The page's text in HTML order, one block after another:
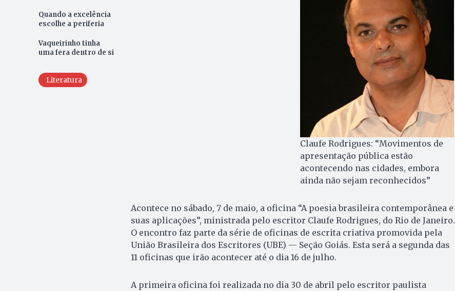
Quando a excelência
escolhe a periferia
Vaqueirinho tinha
uma fera dentro de si
Literatura
Claufe Rodrigues: “Movimentos de
apresentação pública estão
acontecendo nas cidades, embora
ainda não sejam reconhecidos”
Acontece no sábado, 7 de maio, a oficina “A poesia brasileira contemporânea e
suas aplicações”, ministrada pelo escritor Claufe Rodrigues, do Rio de Janeiro.
O encontro faz parte da série de oficinas de escrita criativa promovida pela
União Brasileira dos Escritores (UBE) — Seção Goiás. Esta será a segunda das
11 oficinas que irão acontecer até o dia 16 de julho.
A primeira oficina foi realizada no dia 30 de abril pelo escritor paulista